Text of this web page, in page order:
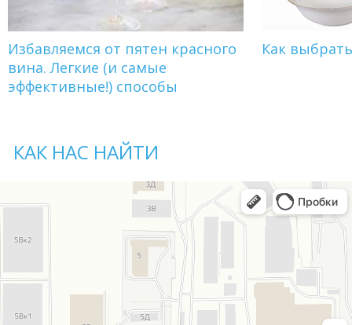
Избавляемся от пятен красного
вина. Легкие (и самые
эффективные!) способы
Как
КАК НАС НАЙТИ